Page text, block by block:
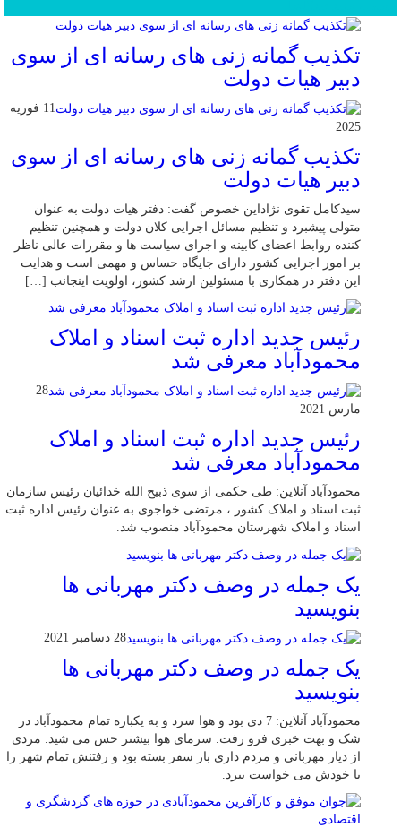
تکذیب گمانه زنی های رسانه ای از سوی
دبیر هیات دولت
11 فوریه
2025
تکذیب گمانه زنی های رسانه ای از سوی
دبیر هیات دولت
سیدکامل تقوی نژاداین خصوص گفت: دفتر هیات دولت به عنوان
متولی پیشبرد و تنظیم مسائل اجرایی کلان دولت و همچنین تنظیم
کننده روابط اعضای کابینه و اجرای سیاست ها و مقررات عالی ناظر
بر امور اجرایی کشور دارای جایگاه حساس و مهمی است و هدایت
این دفتر در همکاری با مسئولین ارشد کشور، اولویت اینجانب […]
رئیس جدید اداره ثبت اسناد و املاک
محمودآباد معرفی شد
28
مارس 2021
رئیس جدید اداره ثبت اسناد و املاک
محمودآباد معرفی شد
محمودآباد آنلاین: طی حکمی از سوی ذبیح الله خدائیان رئیس سازمان
ثبت اسناد و املاک کشور ، مرتضی خواجوی به عنوان رئیس اداره ثبت
اسناد و املاک شهرستان محمودآباد منصوب شد.
یک جمله در وصف دکتر مهربانی ها
بنویسید
28 دسامبر 2021
یک جمله در وصف دکتر مهربانی ها
بنویسید
محمودآباد آنلاین: 7 دی بود و هوا سرد و به یکباره تمام محمودآباد در
شک و بهت خبری فرو رفت. سرمای هوا بیشتر حس می شید. مردی
از دیار مهربانی و مردم داری بار سفر بسته بود و رفتنش تمام شهر را
با خودش می خواست ببرد.